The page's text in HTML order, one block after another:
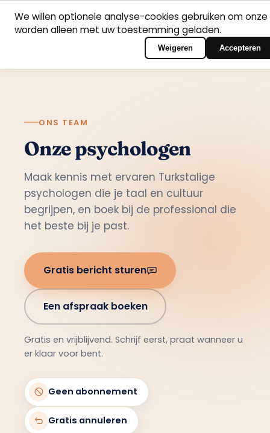
HomeVakgebiedenPsychologenContact
Nederlands Inloggen op het
ONS TEAM
Onze psychologen
Maak kennis met ervaren Turkstalige
psychologen die je taal en cultuur
begrijpen, en boek bij de professional die
het beste bij je past.
Gratis bericht sturen
Een afspraak boeken
Gratis en vrijblijvend. Schrijf eerst, praat wanneer u
er klaar voor bent.
Geen abonnement
Gratis annuleren
We willen optionele analyse-cookies gebruiken om
worden alleen met uw toestemming geladen.
Weigeren Accepteren